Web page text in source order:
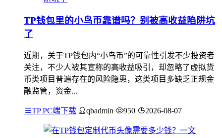
TP钱包里的小鸟币靠谱吗？别被高收益陷阱坑
了
近期，关于TP钱包内“小鸟币”的可靠性引发不少投资者
关注，不少人被其宣称的高收益吸引，却忽略了虚拟货
币类项目普遍存在的风险隐患，这类项目多缺乏正规金
融监管，资金...
TP PC端下载 qbadmin 950 2026-08-07